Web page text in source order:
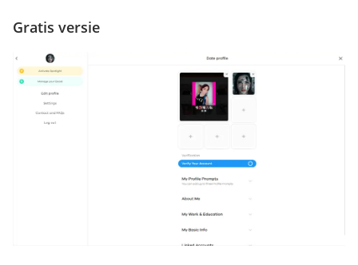
Gratis versie